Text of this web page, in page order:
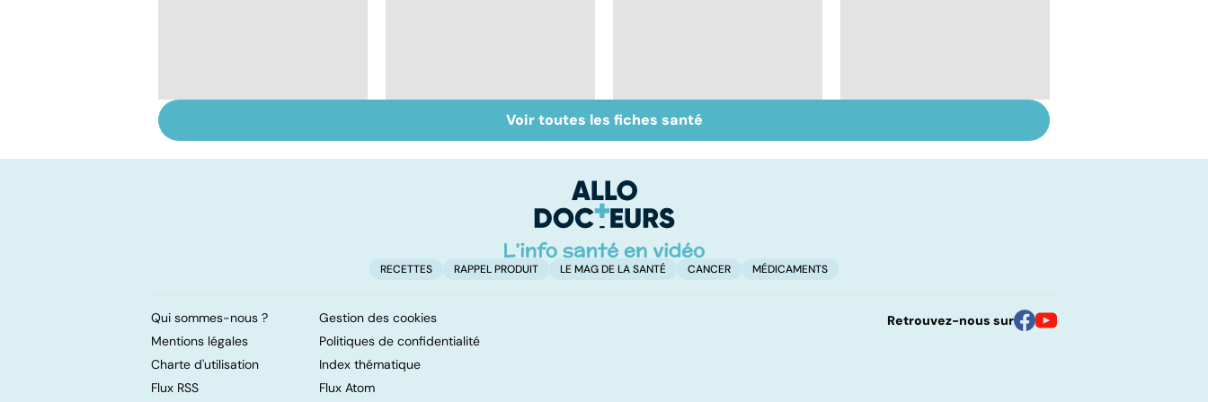
un cancer sournois
polykystiques : un
Tout savoir sur les
infections
amygdales : que faire
Voir toutes les fiches santé
RECETTES RAPPEL PRODUIT LE MAG DE LA SANTÉ CANCER MÉDICAMENTS
Qui sommes-nous ?
Gestion des cookies
Mentions légales
Politiques de confidentialité
Charte d'utilisation
Index thématique
Flux RSS
Flux Atom
Retrouvez-nous sur